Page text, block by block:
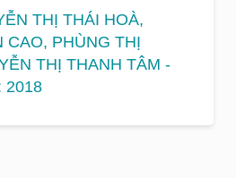
FOR NON - SMALL
WITH T790M
THỊ THÁI HOÀ,
CAO, PHÙNG THỊ
THỊ THANH TÂM -
2018